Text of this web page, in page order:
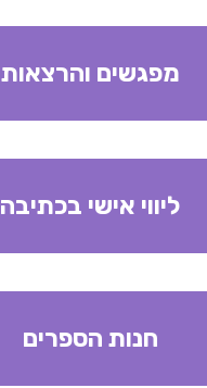
מפגשים והרצאות
ליווי אישי בכתיבה
חנות הספרים